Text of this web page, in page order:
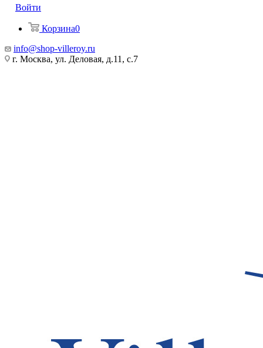
Войти
Корзина0
info@shop-villeroy.ru
г. Москва, ул. Деловая, д.11, с.7